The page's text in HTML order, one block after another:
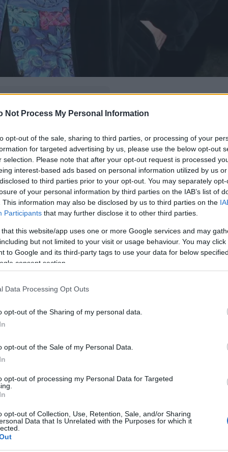
Not Process My Personal Information
opt-out of the sale, sharing to third parties, or processing of your
for targeted advertising by us, please use the below opt-out
selection. Please note that after your opt-out request is processed
interest-based ads based on personal information utilized by us
to third parties prior to your opt-out. You may separately
of your personal information by third parties on the IAB’s list of
This information may also be disclosed by us to third parties on the
Participants that may further disclose it to other third parties.
that this website/app uses one or more Google services and may
but not limited to your visit or usage behaviour. You may
to Google and its third-party tags to use your data for below
consent section.
Data Processing Opt Outs
opt-out of the Sharing of my personal data.
opt-out of the Sale of my Personal Data.
opt-out of processing my Personal Data for Targeted
opt-out of Collection, Use, Retention, Sale, and/or Sharing
Data that Is Unrelated with the Purposes for which it
πιο συχνά
και τον δημοσιογράφο
Μάγδα Τσαγγάνη.
να πάρει θέση για
του συναδέλφου της,
παρενόχληση
στο παρελθόν.
το «50-50», στο